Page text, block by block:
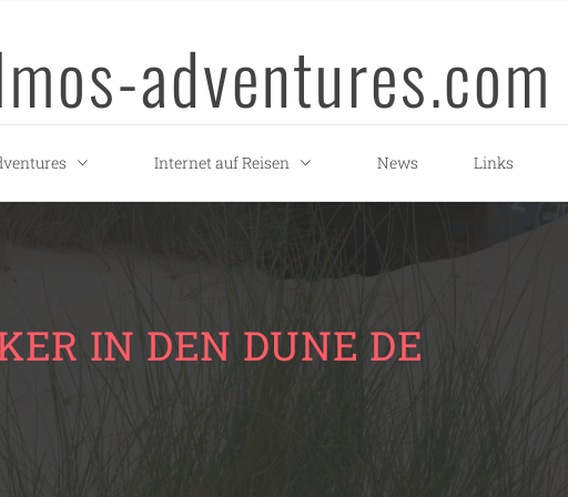
adventures.com
Internet auf Reisen News Links
IN DEN DUNE DE